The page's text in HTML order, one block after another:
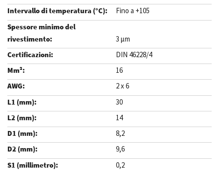
Fino a +105
3 µm
DIN 46228/4
16
2 x 6
30
14
8,2
9,6
0,2